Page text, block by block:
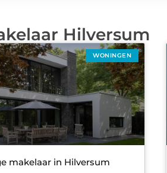
Hilversum
WONINGEN
makelaar in Hilversum